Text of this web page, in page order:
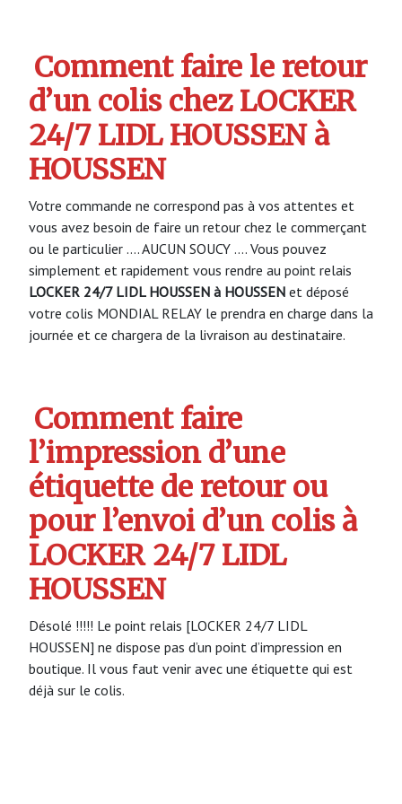
Comment faire le retour
d’un colis chez LOCKER
24/7 LIDL HOUSSEN à
HOUSSEN
Votre commande ne correspond pas à vos attentes et
vous avez besoin de faire un retour chez le commerçant
ou le particulier …. AUCUN SOUCY …. Vous pouvez
simplement et rapidement vous rendre au point relais
LOCKER 24/7 LIDL HOUSSEN à HOUSSEN et déposé
votre colis MONDIAL RELAY le prendra en charge dans la
journée et ce chargera de la livraison au destinataire.
Comment faire
l’impression d’une
étiquette de retour ou
pour l’envoi d’un colis à
LOCKER 24/7 LIDL
HOUSSEN
Désolé !!!!! Le point relais [LOCKER 24/7 LIDL
HOUSSEN] ne dispose pas d’un point d’impression en
boutique. Il vous faut venir avec une étiquette qui est
déjà sur le colis.